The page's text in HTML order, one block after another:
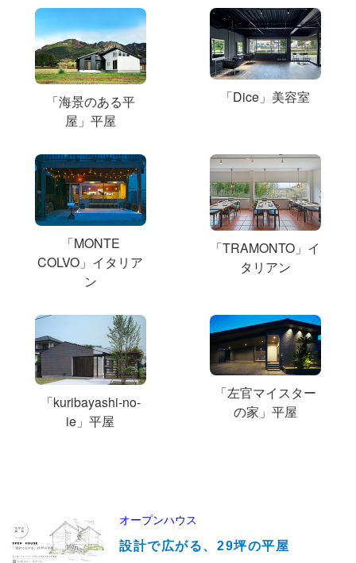
「海景のある平
屋」平屋
「Dice」美容室
「MONTE
COLVO」イタリア
ン
「TRAMONTO」イ
タリアン
「kuribayashi-no-
ie」平屋
「左官マイスター
の家」平屋
オープンハウス
設計で広がる、29坪の平屋